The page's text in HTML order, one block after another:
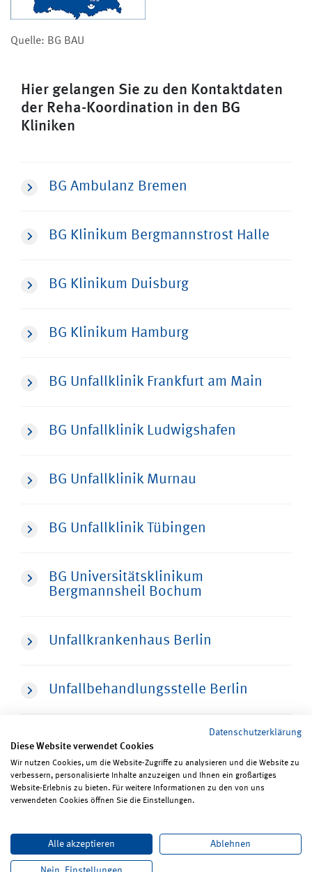
Quelle: BG BAU
Hier gelangen Sie zu den Kontaktdaten
der Reha-Koordination in den BG
Kliniken
BG Ambulanz Bremen
BG Klinikum Bergmannstrost Halle
BG Klinikum Duisburg
BG Klinikum Hamburg
BG Unfallklinik Frankfurt am Main
BG Unfallklinik Ludwigshafen
BG Unfallklinik Murnau
BG Unfallklinik Tübingen
BG Universitätsklinikum
Bergmannsheil Bochum
Unfallkrankenhaus Berlin
Unfallbehandlungsstelle Berlin
Seite teilen Seite drucken
Erklärung zur Barrierefreiheit
ReadSpeaker
Bildrechte
Karriere
Newsletter Kontakt
Datenschutzerklärung
Diese Website verwendet Cookies
Wir nutzen Cookies, um die Website-Zugriffe zu analysieren und die Website zu
verbessern, personalisierte Inhalte anzuzeigen und Ihnen ein großartiges
Website-Erlebnis zu bieten. Für weitere Informationen zu den von uns
verwendeten Cookies öffnen Sie die Einstellungen.
Alle akzeptieren Ablehnen